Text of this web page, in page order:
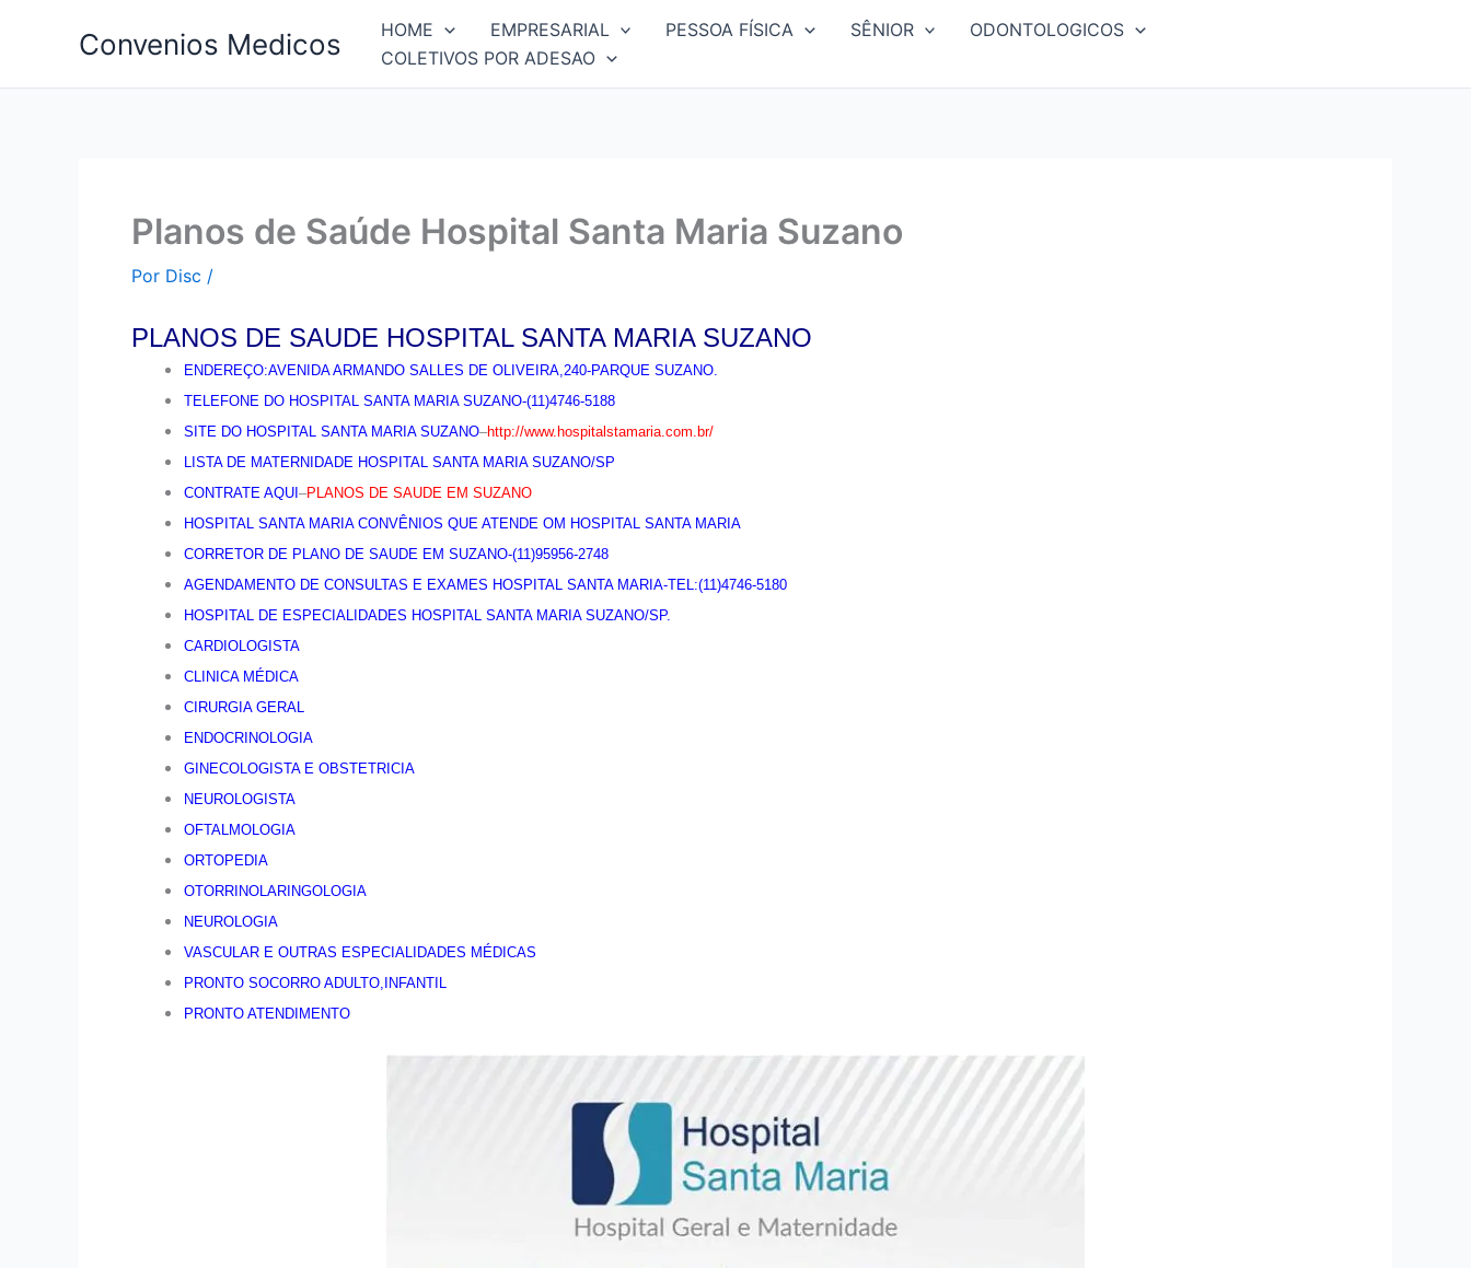
Convenios Medicos HOME EMPRESARIAL PESSOA FÍSICA SÊNIOR
ODONTOLOGICOS
COLETIVOS POR ADESAO
Planos de Saúde Hospital Santa Maria Suzano
Por Disc /
PLANOS DE SAUDE HOSPITAL SANTA MARIA SUZANO
ENDEREÇO:AVENIDA ARMANDO SALLES DE OLIVEIRA,240-PARQUE SUZANO.
TELEFONE DO HOSPITAL SANTA MARIA SUZANO-(11)4746-5188
SITE DO HOSPITAL SANTA MARIA SUZANO–http://www.hospitalstamaria.com.br/
LISTA DE MATERNIDADE HOSPITAL SANTA MARIA SUZANO/SP
CONTRATE AQUI –PLANOS DE SAUDE EM SUZANO
HOSPITAL SANTA MARIA CONVÊNIOS QUE ATENDE OM HOSPITAL SANTA MARIA
CORRETOR DE PLANO DE SAUDE EM SUZANO-(11)95956-2748
AGENDAMENTO DE CONSULTAS E EXAMES HOSPITAL SANTA MARIA-TEL:(11)4746-5180
HOSPITAL DE ESPECIALIDADES HOSPITAL SANTA MARIA SUZANO/SP.
CARDIOLOGISTA
CLINICA MÉDICA
CIRURGIA GERAL
ENDOCRINOLOGIA
GINECOLOGISTA E OBSTETRICIA
NEUROLOGISTA
OFTALMOLOGIA
ORTOPEDIA
OTORRINOLARINGOLOGIA
NEUROLOGIA
VASCULAR E OUTRAS ESPECIALIDADES MÉDICAS
PRONTO SOCORRO ADULTO,INFANTIL
PRONTO ATENDIMENTO